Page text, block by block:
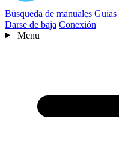
Búsqueda de manuales Guías
Darse de baja Conexión
Menu